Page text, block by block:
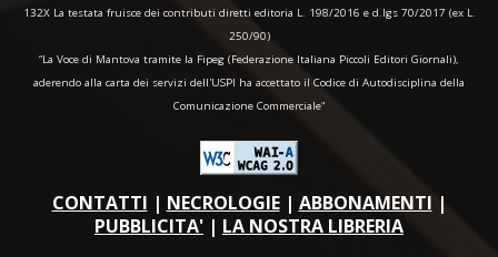
132X La testata fruisce dei contributi diretti editoria L. 198/2016 e d.lgs 70/2017 (ex L.
250/90)
“La Voce di Mantova tramite la Fipeg (Federazione Italiana Piccoli Editori Giornali),
aderendo alla carta dei servizi dell'USPI ha accettato il Codice di Autodisciplina della
Comunicazione Commerciale"
CONTATTI | NECROLOGIE| ABBONAMENTI |
PUBBLICITA' | LA NOSTRA LIBRERIA